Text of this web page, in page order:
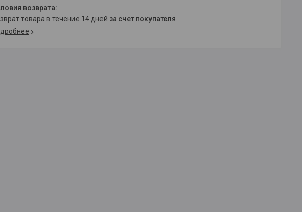
товара в течение 14 дней за счет покупателя